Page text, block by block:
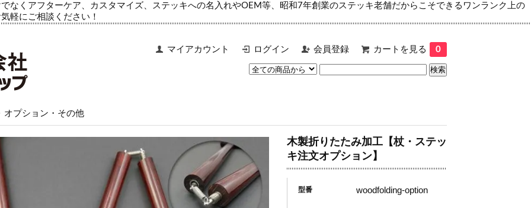
なくアフターケア、カスタマイズ、ステッキへの名入れやOEM等、昭和7年創業のステッキ老舗だからこそできるワンランク上の
軽にご相談ください！
マイアカウント ログイン 会員登録 カートを見る 0
オプション・その他
木製折りたたみ加工【杖・ステッ
キ注文オプション】
型番 woodfolding-option